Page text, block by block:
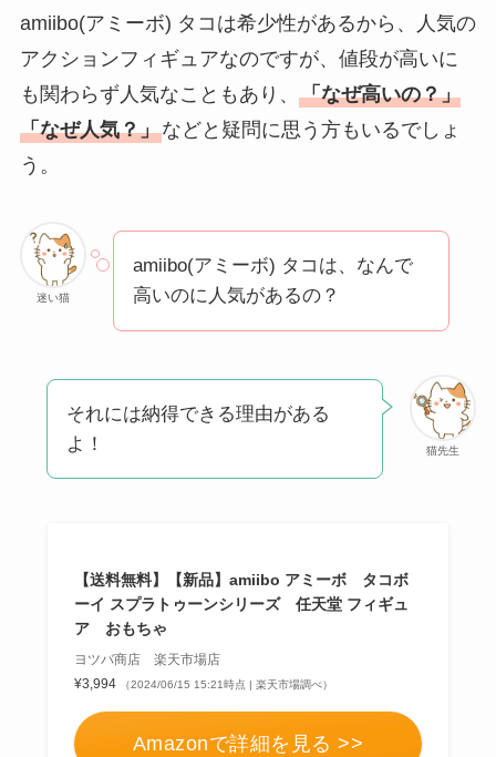
ぜ人気？安く買える
方法も解説！
クレ・ド・ポー ボー
テはなぜ高い？なぜ
たまごっちみーつは
なぜ高い？なぜ人
気？安く買える方法
も解説！
The Rowはなぜ高
い？高すぎる？人気
の理由と安く買える
方法も解説！
amiibo(アミーボ) タコは希少性があるから、人気の
アクションフィギュアなのですが、値段が高いに
も関わらず人気なこともあり、 「なぜ高いの？」
「なぜ人気？」などと疑問に思う方もいるでしょ
う。
迷い猫
amiibo(アミーボ) タコは、なんで
高いのに人気があるの？
猫先生
それには納得できる理由がある
よ！
【送料無料】【新品】amiibo アミーボ タコボ
ーイ スプラトゥーンシリーズ 任天堂 フィギュ
ア おもちゃ
ヨツバ商店 楽天市場店
¥3,994
（2024/06/15 15:21時点 | 楽天市場調べ）
Amazonで詳細を見る >>